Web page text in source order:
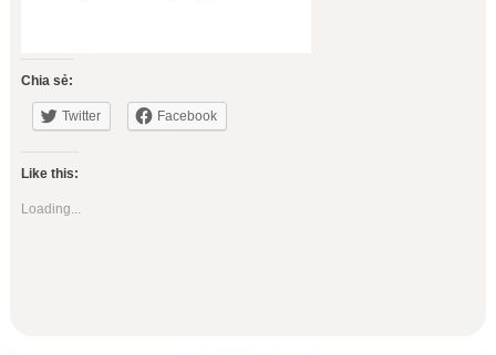
Chia sẻ:
Twitter Facebook
Like this:
Loading...